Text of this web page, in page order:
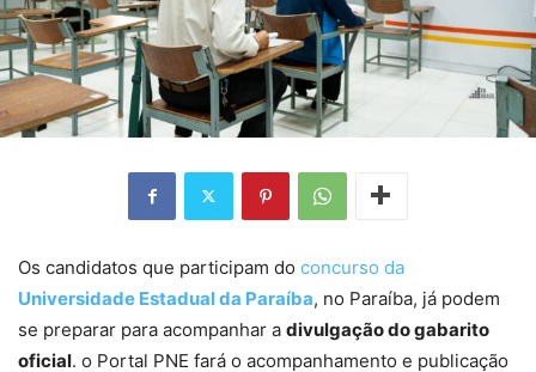
Os candidatos que participam do concurso da
Universidade Estadual da Paraíba, no Paraíba, já podem
se preparar para acompanhar a divulgação do gabarito
oficial. o Portal PNE fará o acompanhamento e publicação